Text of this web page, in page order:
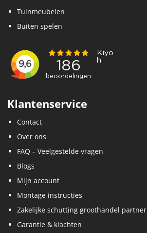
Tuinmeubelen
Buiten spelen
Klantenservice
Contact
Over ons
FAQ – Veelgestelde vragen
Blogs
Mijn account
Montage instructies
Zakelijke schutting groothandel partner
Garantie & klachten